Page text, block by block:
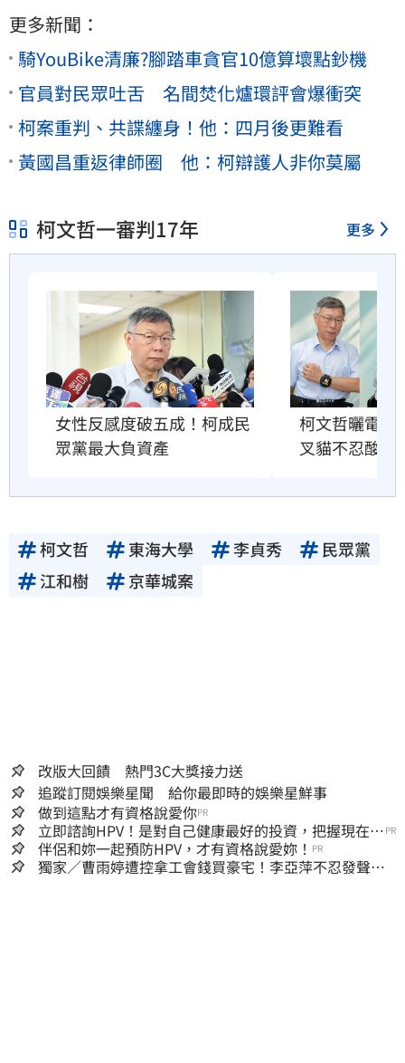
更多新聞：
騎YouBike清廉?腳踏車貪官10億算壞點鈔機
官員對民眾吐舌 名間焚化爐環評會爆衝突
柯案重判、共諜纏身！他：四月後更難看
黃國昌重返律師圈 他：柯辯護人非你莫屬
柯文哲一審判17年 更多
女性反感度破五成！柯成民
眾黨最大負資產
柯文哲曬電子
叉貓不忍酸爆
柯文哲 東海大學 李貞秀
民眾黨
江和樹
京華城案
改版大回饋 熱門3C大獎接力送
追蹤訂閱娛樂星聞 給你最即時的娛樂星鮮事
做到這點才有資格說愛你PR
立即諮詢HPV！是對自己健康最好的投資，把握現在不
嫌晚！
PR
伴侶和妳一起預防HPV，才有資格說愛妳！ PR
獨家／曹雨婷遭控拿工會錢買豪宅！李亞萍不忍發聲：